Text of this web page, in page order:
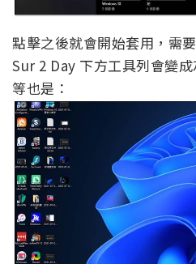
點擊之後就會開始套用，需
Sur 2 Day 下方工具列會變
等也是：